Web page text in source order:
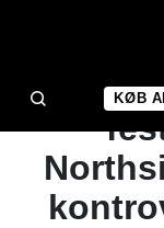
KØB
To af